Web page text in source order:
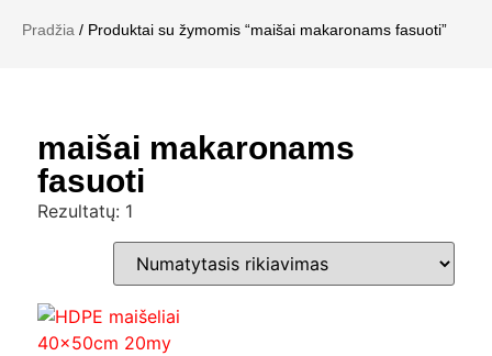
Pradžia / Produktai su žymomis “maišai makaronams fasuoti”
maišai makaronams
fasuoti
Rezultatų: 1